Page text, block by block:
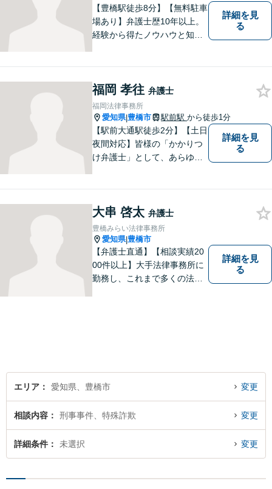
分】
【豊橋駅徒歩8分】【無料駐車
場あり】弁護士歴10年以上。
経験から得たノウハウと知見
可能】親しみやすく、信頼い
ただける人間性を大切にして
います。お気軽にご相談くだ
さい。
詳細を見
る
福岡 孝往 弁護士
福岡法律事務所
愛知県|豊橋市 駅前駅 から徒歩1分
【駅前大通駅徒歩2分】【土日
夜間対応】皆様の「かかりつ
け弁護士」として、あらゆる
きます。まずはお気軽にご相
談ください。
詳細を見
る
大串 啓太 弁護士
豊橋みらい法律事務所
愛知県|豊橋市
【弁護士直通】【相談実績20
00件以上】大手法律事務所に
勤務し、これまで多くの法律
詳細を見
る
エリア 愛知県、豊橋市 変更
相談内容 刑事事件、特殊詐欺 変更
詳細条件 未選択 変更